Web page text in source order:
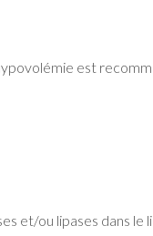
est
et/ou lipases dans le